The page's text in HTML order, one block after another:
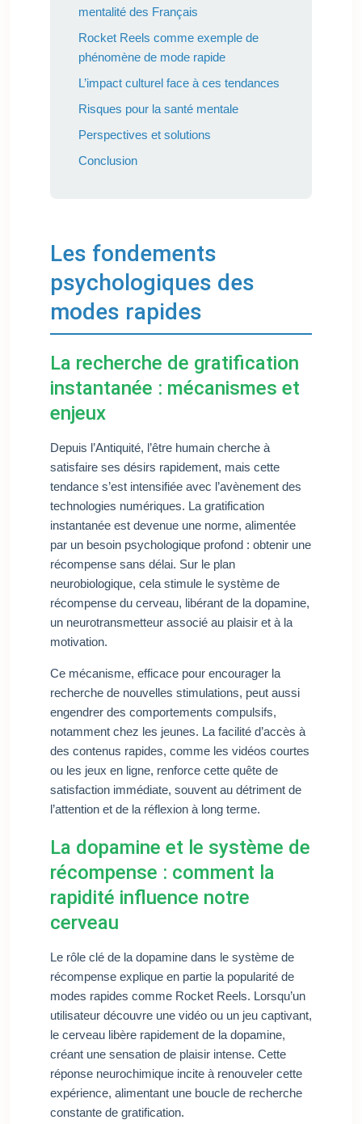
mentalité des Français
Rocket Reels comme exemple de
phénomène de mode rapide
L’impact culturel face à ces tendances
Risques pour la santé mentale
Perspectives et solutions
Conclusion
Les fondements
psychologiques des
modes rapides
La recherche de gratification
instantanée : mécanismes et
enjeux
Depuis l’Antiquité, l’être humain cherche à
satisfaire ses désirs rapidement, mais cette
tendance s’est intensifiée avec l’avènement des
technologies numériques. La gratification
instantanée est devenue une norme, alimentée
par un besoin psychologique profond : obtenir une
récompense sans délai. Sur le plan
neurobiologique, cela stimule le système de
récompense du cerveau, libérant de la dopamine,
un neurotransmetteur associé au plaisir et à la
motivation.
Ce mécanisme, efficace pour encourager la
recherche de nouvelles stimulations, peut aussi
engendrer des comportements compulsifs,
notamment chez les jeunes. La facilité d’accès à
des contenus rapides, comme les vidéos courtes
ou les jeux en ligne, renforce cette quête de
satisfaction immédiate, souvent au détriment de
l’attention et de la réflexion à long terme.
La dopamine et le système de
récompense : comment la
rapidité influence notre
cerveau
Le rôle clé de la dopamine dans le système de
récompense explique en partie la popularité de
modes rapides comme Rocket Reels. Lorsqu’un
utilisateur découvre une vidéo ou un jeu captivant,
le cerveau libère rapidement de la dopamine,
créant une sensation de plaisir intense. Cette
réponse neurochimique incite à renouveler cette
expérience, alimentant une boucle de recherche
constante de gratification.